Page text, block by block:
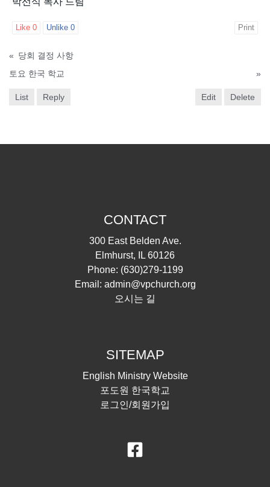
Like 0 Unlike 0 Print
« 당회 결정 사항
토요 한국 학교
»
List Reply Edit Delete
CONTACT
300 East Belden Ave.
Elmhurst, IL 60126
Phone: (630)279-1199
Email: admin@vpchurch.org
오시는 길
SITEMAP
English Ministry Website
포도원 한국학교
로그인/회원가입